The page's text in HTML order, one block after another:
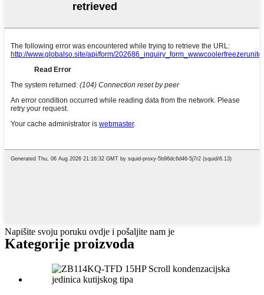
Napišite svoju poruku ovdje i pošaljite nam je
Kategorije proizvoda